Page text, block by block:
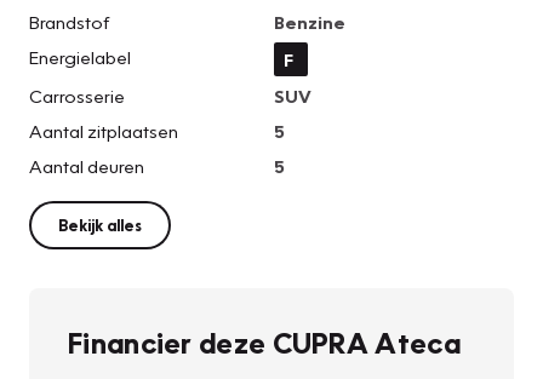
Brandstof
Benzine
Energielabel
F
Carrosserie
SUV
Aantal zitplaatsen
5
Aantal deuren
5
Bekijk alles
Financier deze CUPRA Ateca